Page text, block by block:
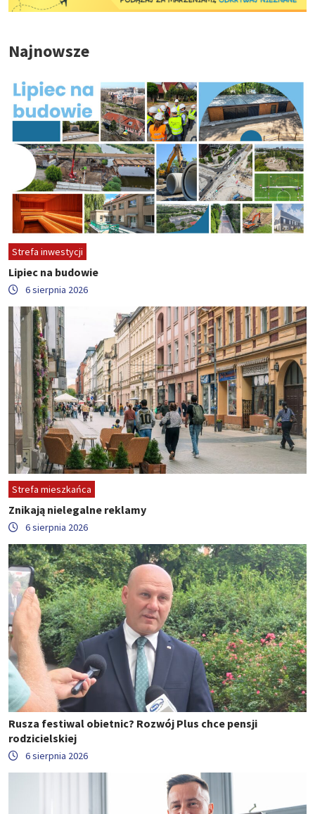
Najnowsze
Strefa inwestycji
Lipiec na budowie
6 sierpnia 2026
Strefa mieszkańca
Znikają nielegalne reklamy
6 sierpnia 2026
Rusza festiwal obietnic? Rozwój Plus chce pensji
rodzicielskiej
6 sierpnia 2026